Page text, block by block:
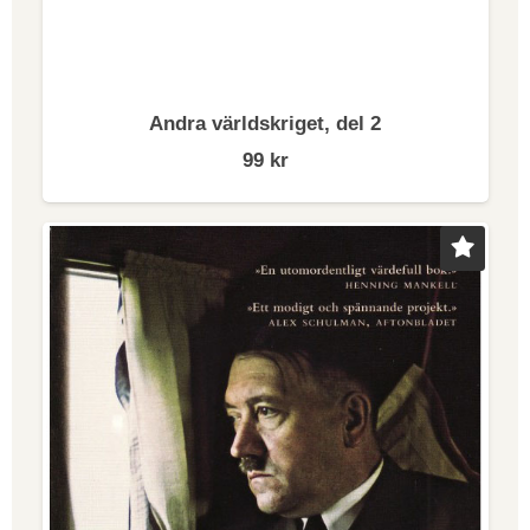
slut. De vindar som efter Berlinmurens fall blåste i
riktning mot demokrati har vänt. USA, som historiskt
sett har varit den fria världens röst, leds nu av en
president som fördjupar splittringarna i sitt land och
öser förakt över de demokratiska institutionerna. I
många länder gör ekonomiska, tekniska och
kulturella faktorer att den politiska mitten försvagas,
vilket lämnar utrymme för extrema krafter på både
höger- och vänsterkanten. Samtida ledare som
Vladimir Putin och Kim Jong Un använder sig i
mångt och mycket av samma taktik som fascisterna
Andra världskriget, del 2
99 kr